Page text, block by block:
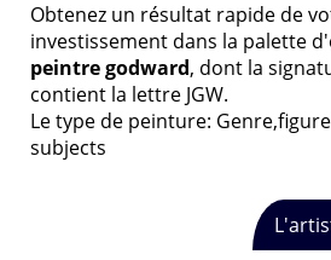
Obtenez un résultat rapide de
investissement dans la palette
peintre godward, dont la
contient la lettre JGW.
Le type de peinture:
subjects